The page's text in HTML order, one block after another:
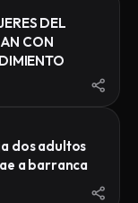
DEL
CON
dos adultos
a barranca